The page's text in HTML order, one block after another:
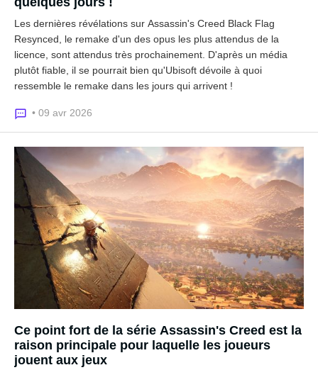
Les dernières révélations sur Assassin's Creed Black Flag
Resynced, le remake d'un des opus les plus attendus de la
licence, sont attendus très prochainement. D'après un média
plutôt fiable, il se pourrait bien qu'Ubisoft dévoile à quoi
ressemble le remake dans les jours qui arrivent !
• 09 avr 2026
Ce point fort de la série Assassin's Creed est la
raison principale pour laquelle les joueurs
jouent aux jeux